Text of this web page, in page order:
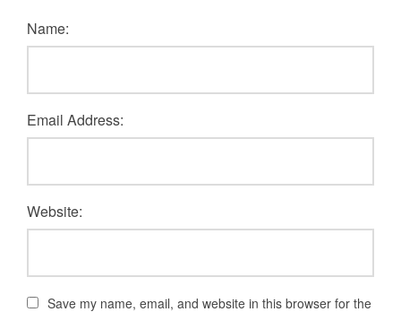
Name:
Email Address:
Website:
Save my name, email, and website in this browser for the